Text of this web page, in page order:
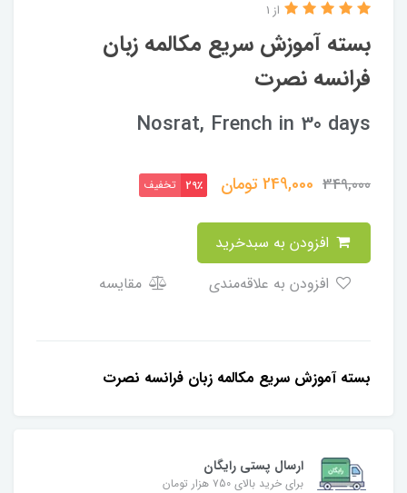
بسته آموزش سریع مکالمه زبان
فرانسه نصرت
از 1
Nosrat, French in 30 days
349,000
249,000تومان 29٪ تخفیف
مقایسه
بسته آموزش سریع مکالمه زبان فرانسه نصرت
ارسال پستی رایگان
برای خرید بالای ۷50 هزار تومان